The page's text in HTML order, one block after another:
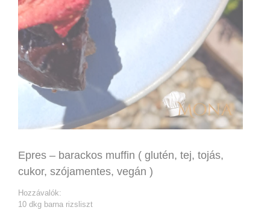
Epres – barackos muffin ( glutén, tej, tojás,
cukor, szójamentes, vegán )
Hozzávalók:
10 dkg barna rizsliszt